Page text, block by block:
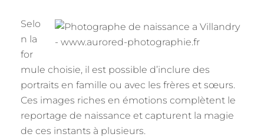
Selo
n la
for
mule choisie, il est possible d’inclure des
portraits en famille ou avec les frères et sœurs.
Ces images riches en émotions complètent le
reportage de naissance et capturent la magie
de ces instants à plusieurs.